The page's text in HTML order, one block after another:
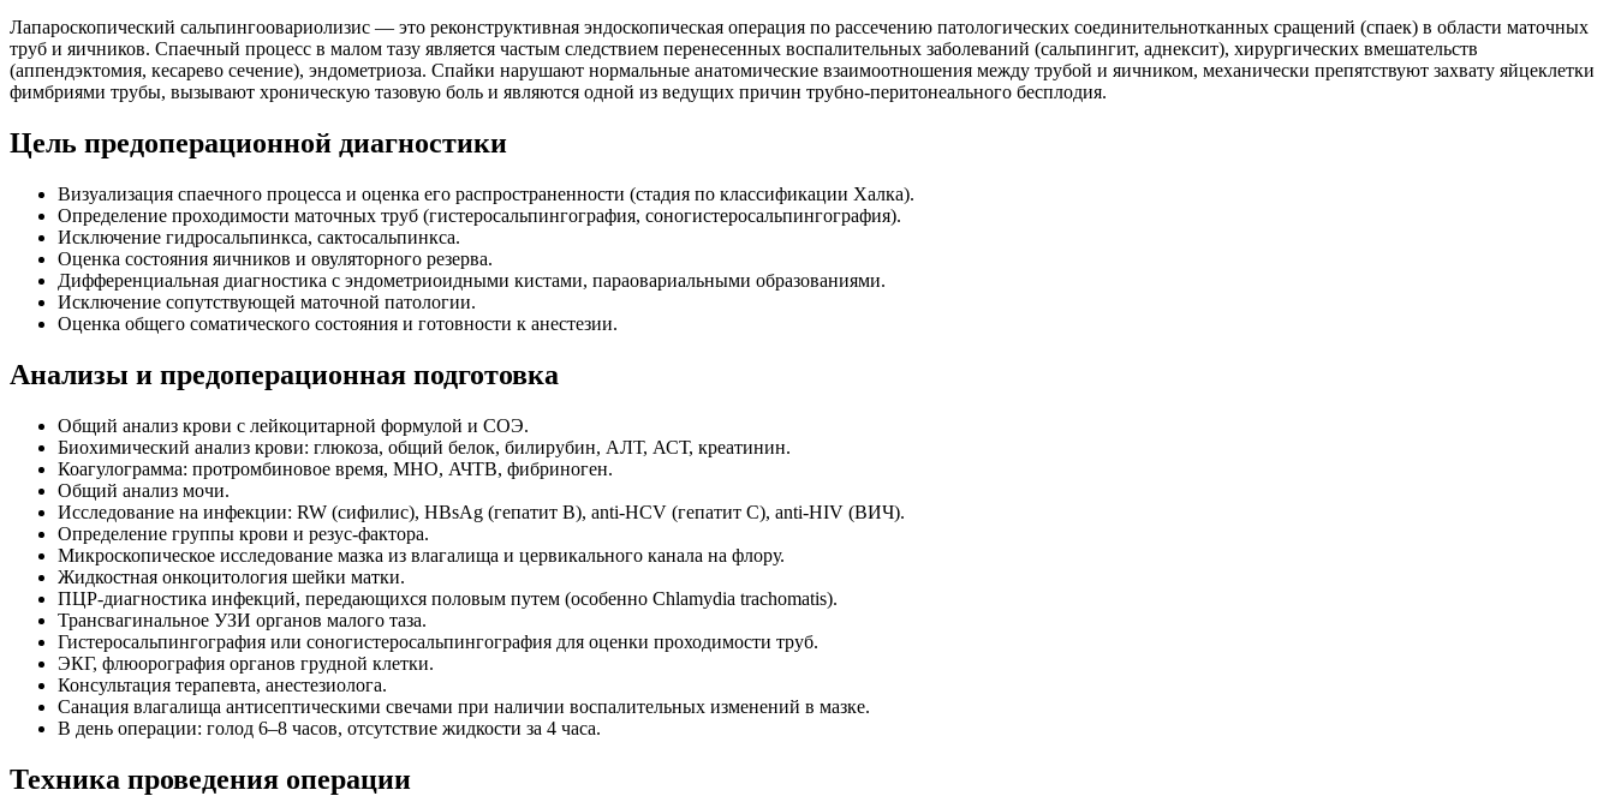
Лапароскопический сальпингоовариолизис — это реконструктивная эндоскопическая операция по рассечению патологических соединительнотканных сращений (спаек) в области маточных
труб и яичников. Спаечный процесс в малом тазу является частым следствием перенесенных воспалительных заболеваний (сальпингит, аднексит), хирургических вмешательств
(аппендэктомия, кесарево сечение), эндометриоза. Спайки нарушают нормальные анатомические взаимоотношения между трубой и яичником, механически препятствуют захвату яйцеклетки
фимбриями трубы, вызывают хроническую тазовую боль и являются одной из ведущих причин трубно-перитонеального бесплодия.
Цель предоперационной диагностики
Визуализация спаечного процесса и оценка его распространенности (стадия по классификации Халка).
Определение проходимости маточных труб (гистеросальпингография, соногистеросальпингография).
Исключение гидросальпинкса, сактосальпинкса.
Оценка состояния яичников и овуляторного резерва.
Дифференциальная диагностика с эндометриоидными кистами, параовариальными образованиями.
Исключение сопутствующей маточной патологии.
Оценка общего соматического состояния и готовности к анестезии.
Анализы и предоперационная подготовка
Общий анализ крови с лейкоцитарной формулой и СОЭ.
Биохимический анализ крови: глюкоза, общий белок, билирубин, АЛТ, АСТ, креатинин.
Коагулограмма: протромбиновое время, МНО, АЧТВ, фибриноген.
Общий анализ мочи.
Исследование на инфекции: RW (сифилис), HBsAg (гепатит В), anti-HCV (гепатит С), anti-HIV (ВИЧ).
Определение группы крови и резус-фактора.
Микроскопическое исследование мазка из влагалища и цервикального канала на флору.
Жидкостная онкоцитология шейки матки.
ПЦР-диагностика инфекций, передающихся половым путем (особенно Chlamydia trachomatis).
Трансвагинальное УЗИ органов малого таза.
Гистеросальпингография или соногистеросальпингография для оценки проходимости труб.
ЭКГ, флюорография органов грудной клетки.
Консультация терапевта, анестезиолога.
Санация влагалища антисептическими свечами при наличии воспалительных изменений в мазке.
В день операции: голод 6–8 часов, отсутствие жидкости за 4 часа.
Техника проведения операции